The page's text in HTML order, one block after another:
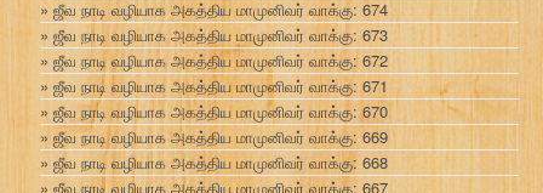
ஜீவ நாடி வழியாக அகத்திய மாமுனிவர் வாக்கு: 674
ஜீவ நாடி வழியாக அகத்திய மாமுனிவர் வாக்கு: 673
ஜீவ நாடி வழியாக அகத்திய மாமுனிவர் வாக்கு: 672
ஜீவ நாடி வழியாக அகத்திய மாமுனிவர் வாக்கு: 671
ஜீவ நாடி வழியாக அகத்திய மாமுனிவர் வாக்கு: 670
ஜீவ நாடி வழியாக அகத்திய மாமுனிவர் வாக்கு: 669
ஜீவ நாடி வழியாக அகத்திய மாமுனிவர் வாக்கு: 668
ஜீவ நாடி வழியாக அகத்திய மாமுனிவர் வாக்கு: 667